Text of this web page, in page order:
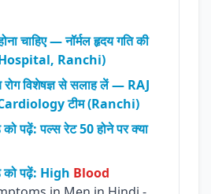
चाहिए — नॉर्मल हृदय गति की
Hospital, Ranchi)
विशेषज्ञ से सलाह लें — RAJ
टीम (Ranchi)
पढ़ें: पल्स रेट 50 होने पर क्या
को पढ़ें: High Blood